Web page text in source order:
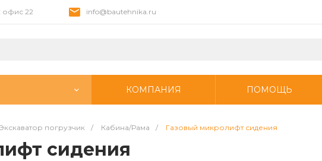
офис 22 info@bautehnika.ru
КОМПАНИЯ ПОМОЩЬ
Экскаватор погрузчик / Кабина/Рама / Газовый микролифт сидения
сидения